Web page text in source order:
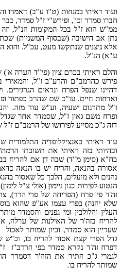
ועוד ראיתי במנחות (ט"ו ע"ב) דאמרו
חברו סמדר וכו', ופירש"י ז"ל סמדר,
ממ"ש הוא ז"ל בכל המקומות הנ"ל,
נתן אב הישיבה (שבסוף המשניות)
אלא ניצנים שנתקשו מעט, עכ"ל. והוא
ע"א) הנ"ל.
והלם ראיתי בכרם ציון (פי"ד הערה
פירש כהרמב"ם והרע"ב ז"ל,
דהיינו שנפל הפרח ונראים
וארחות חיים. עו"כ שם שהרב כפתור
ז"ל מתרגום ישעיה, וע"ש עוד מזה.
ופרח משם גאון ז"ל, שסמדר אחר
דזה ג"כ מסייע לפירושו של הרמב"ם ז"ל
עוד ראיתי באנציקלופדיה
ובהיותי בזה ראיתי את תשובתו
בח"א (סימן מ"ד) שבה דן אם להריח
אסורה בהנאה, והריח יש בו הנאה
נהנים ולא מועלים, הלכך כל שאסור
הנטוע לפירות כגון ניימון (אולי צ"ל
זה'ר פי' פרח (הפריחה של פרי הדר),
שלא יהנה) בפרי עצמו אע"פ שהוא
העלין והלולבין ומי גפנים והסמדר
להריח בזה'ר של האילנות של ערלה,
שעדיין הוא סמדר, וכיון שמותר
גדל הפרי קצת אסור להריח בו, וכ"ש
דפרח זה'ר נקרא סמדר בפי הרדב"ז
לגמרי ג"כ התיר את הזה'ר דסמדר
שמותר להריח בו.